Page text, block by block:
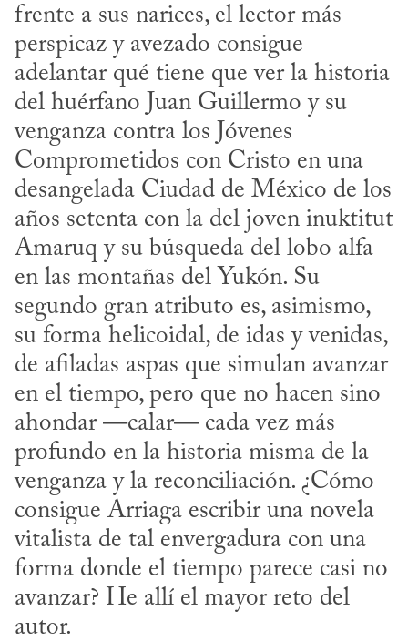
frente a sus narices, el lector más
perspicaz y avezado consigue
adelantar qué tiene que ver la historia
del huérfano Juan Guillermo y su
venganza contra los Jóvenes
Comprometidos con Cristo en una
desangelada Ciudad de México de los
años setenta con la del joven inuktitut
Amaruq y su búsqueda del lobo alfa
en las montañas del Yukón. Su
segundo gran atributo es, asimismo,
su forma helicoidal, de idas y venidas,
de afiladas aspas que simulan avanzar
en el tiempo, pero que no hacen sino
ahondar —calar— cada vez más
profundo en la historia misma de la
venganza y la reconciliación. ¿Cómo
consigue Arriaga escribir una novela
vitalista de tal envergadura con una
forma donde el tiempo parece casi no
avanzar? He allí el mayor reto del
autor.